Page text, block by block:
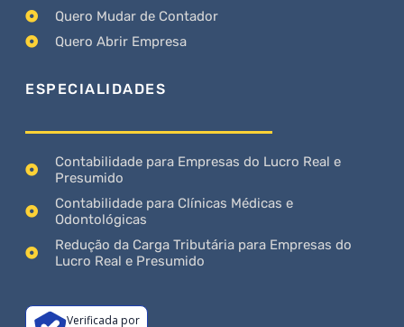
Quero Mudar de Contador
Quero Abrir Empresa
ESPECIALIDADES
Contabilidade para Empresas do Lucro Real e
Presumido
Contabilidade para Clínicas Médicas e
Odontológicas
Redução da Carga Tributária para Empresas do
Lucro Real e Presumido
Verificada por